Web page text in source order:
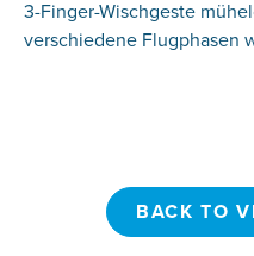
3-Finger-Wischgeste
verschiedene Flugphasen
BACK TO